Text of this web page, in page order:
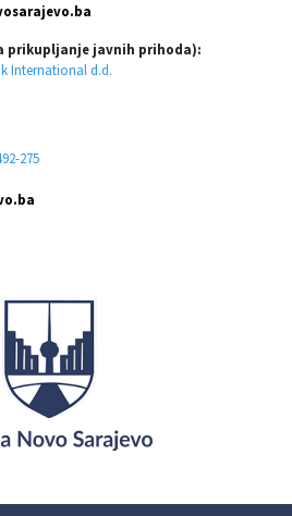
prikupljanje javnih prihoda):
International d.d.
275